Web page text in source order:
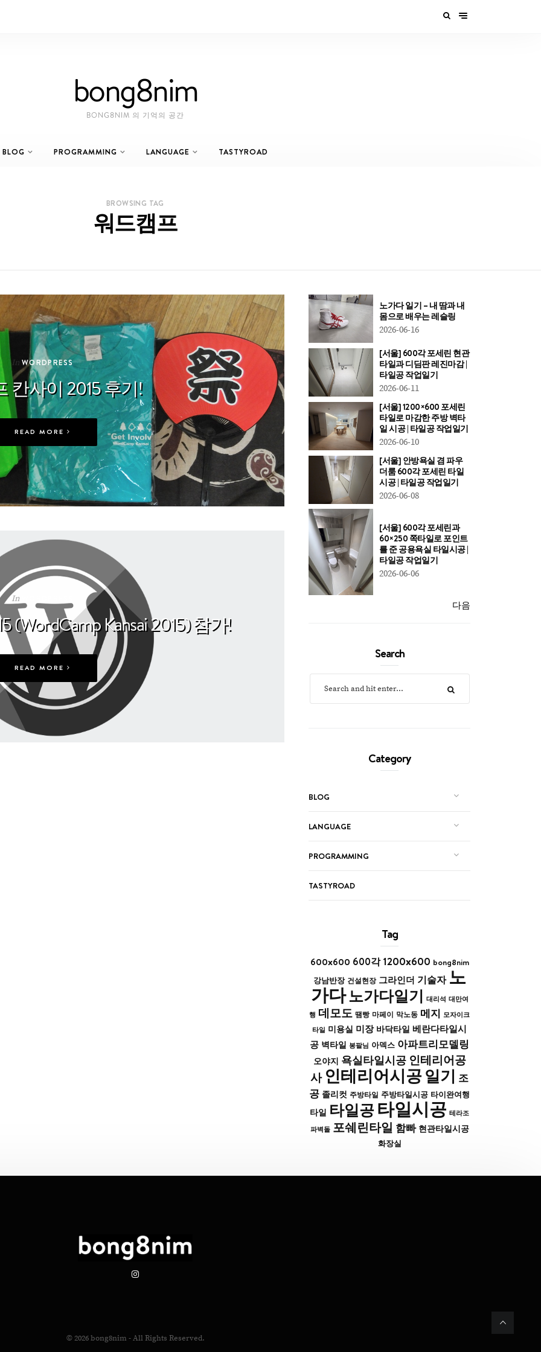
bong8nim
BONG8NIM 의 기억의 공간
BLOG PROGRAMMING LANGUAGE TASTYROAD
BROWSING TAG
워드캠프
In WORDPRESS
칸사이 2015 후기!
READ MORE
In
(WordCamp Kansai 2015) 참가!
READ MORE
노가다 일기 – 내 땀과 내
몸으로 배우는 레슬링
2026-06-16
[서울] 600각 포세린 현관
타일과 디딤판 레진마감 |
타일공 작업일기
2026-06-11
[서울] 1200×600 포세린
타일로 마감한 주방 벽타
일 시공 | 타일공 작업일기
2026-06-10
[서울] 안방욕실 겸 파우
더룸 600각 포세린 타일
시공 | 타일공 작업일기
2026-06-08
[서울] 600각 포세린과
60×250 쪽타일로 포인트
를 준 공용욕실 타일시공 |
타일공 작업일기
2026-06-06
다음
Search
Category
BLOG
LANGUAGE
PROGRAMMING
TASTYROAD
Tag
600x600 600각 1200x600 bong8nim
강남반장 건설현장 그라인더 기술자 노
가다노가다일기 대리석 대만여
행 데모도 땜빵 마페이 막노동 메지 모자이크
타일 미용실 미장 바닥타일 베란다타일시
공 벽타일 봉팔님 아덱스 아파트리모델링
오야지 욕실타일시공 인테리어공
사 인테리어시공 일기 조
공 졸리컷 주방타일 주방타일시공 타이완여행
타일 타일공타일시공 테라조
파벽돌 포쉐린타일 함빠 현관타일시공
화장실
© 2026bong8nim - All Rights Reserved.